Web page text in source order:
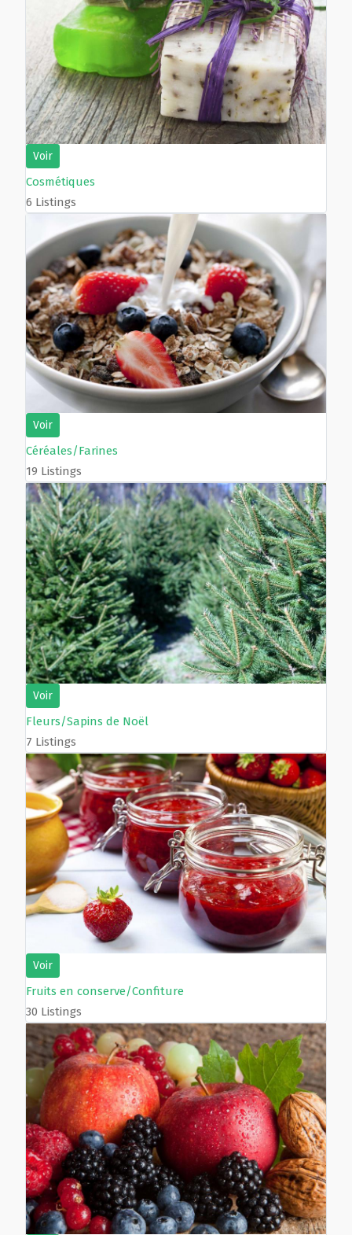
Voir
Cosmétiques
6 Listings
Voir
Céréales/Farines
19 Listings
Voir
Fleurs/Sapins de Noël
7 Listings
Voir
Fruits en conserve/Confiture
30 Listings